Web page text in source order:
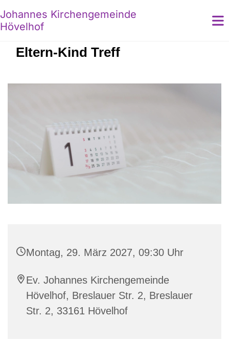
Johannes Kirchengemeinde
Hövelhof
Eltern-Kind Treff
Montag, 29. März 2027, 09:30 Uhr
Ev. Johannes Kirchengemeinde
Hövelhof, Breslauer Str. 2, Breslauer
Str. 2, 33161 Hövelhof